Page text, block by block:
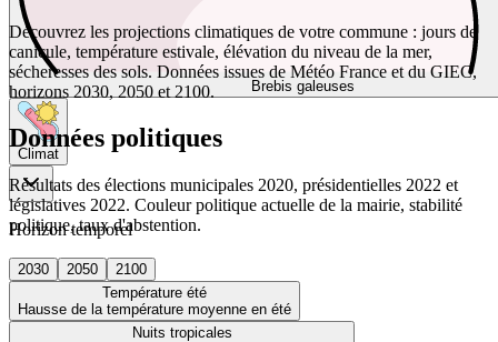
Brebis galeuses
Climat
Horizon temporel
2030 2050
2100
Température été
Hausse de la température moyenne en été
Nuits tropicales
Découvrez les projections climatiques de votre commune : jours de
canicule, température estivale, élévation du niveau de la mer,
sécheresses des sols. Données issues de Météo France et du GIEC,
horizons 2030, 2050 et 2100.
Données politiques
Résultats des élections municipales 2020, présidentielles 2022 et
législatives 2022. Couleur politique actuelle de la mairie, stabilité
politique, taux d'abstention.